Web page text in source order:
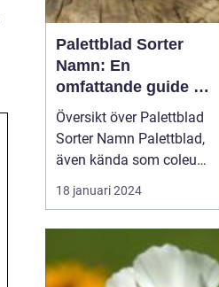
Palettblad Sorter
Namn: En
omfattande guide till
denna populära växt
Översikt över Palettblad
Sorter Namn Palettblad,
även kända som coleus,
är en färgglad och
populär växt som oftast
prydnadsväxt inomhus
eller i trädgårdar. Med en
18 januari 2024